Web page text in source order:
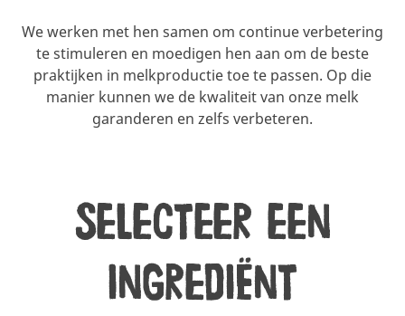
We werken met hen samen om continue verbetering
te stimuleren en moedigen hen aan om de beste
praktijken in melkproductie toe te passen. Op die
manier kunnen we de kwaliteit van onze melk
garanderen en zelfs verbeteren.
Selecteer een
ingrediënt